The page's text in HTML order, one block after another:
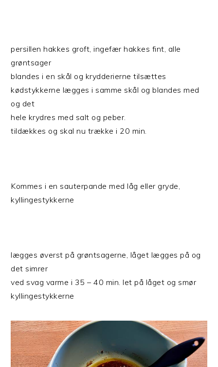
persillen hakkes groft, ingefær hakkes fint, alle
grøntsager
blandes i en skål og krydderierne tilsættes
kødstykkerne lægges i samme skål og blandes med
og det
hele krydres med salt og peber.
tildækkes og skal nu trække i 20 min.
Kommes i en sauterpande med låg eller gryde,
kyllingestykkerne
lægges øverst på grøntsagerne, låget lægges på og
det simrer
ved svag varme i 35 – 40 min. let på låget og smør
kyllingestykkerne